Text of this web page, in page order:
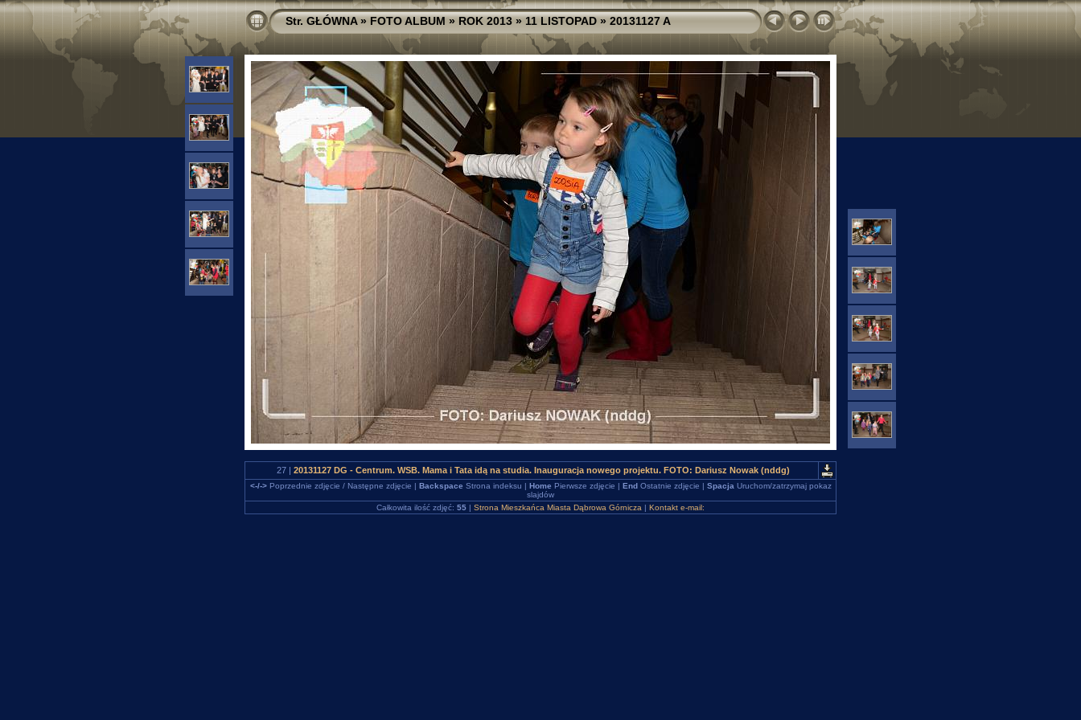
Str. GŁÓWNA»FOTO ALBUM»ROK 2013»11 LISTOPAD»20131127 A
27 | 20131127 DG - Centrum. WSB. Mama i Tata idą na studia. Inauguracja nowego projektu. FOTO: Dariusz Nowak (nddg)
<-/->Poprzednie zdjęcie / Następne zdjęcie | Backspace Strona indeksu | Home Pierwsze zdjęcie | EndOstatnie zdjęcie | Spacja Uruchom/zatrzymaj pokaz
slajdów
Całkowita ilość zdjęć: 55 | Strona Mieszkańca Miasta Dąbrowa Górnicza | Kontakt e-mail: